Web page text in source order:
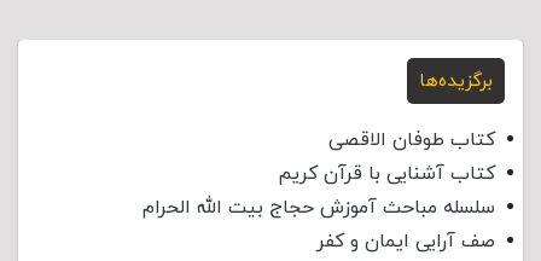
برگزیده‌ها
کتاب طوفان الاقصی
کتاب آشنایی با قرآن کریم
سلسله مباحث آموزش حجاج بیت الله الحرام
صف آرایی ایمان و کفر